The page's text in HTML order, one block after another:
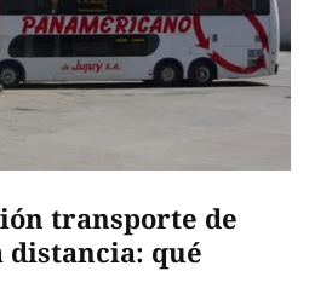
transporte de
distancia: qué